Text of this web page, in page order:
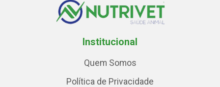
Institucional
Quem Somos
Política de Privacidade